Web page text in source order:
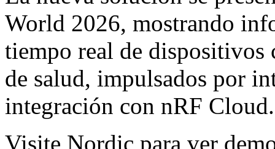
World 2026, mostrando
tiempo real de dispositivos
de salud, impulsados por
integración con nRF Cloud.
Visite Nordic para ver